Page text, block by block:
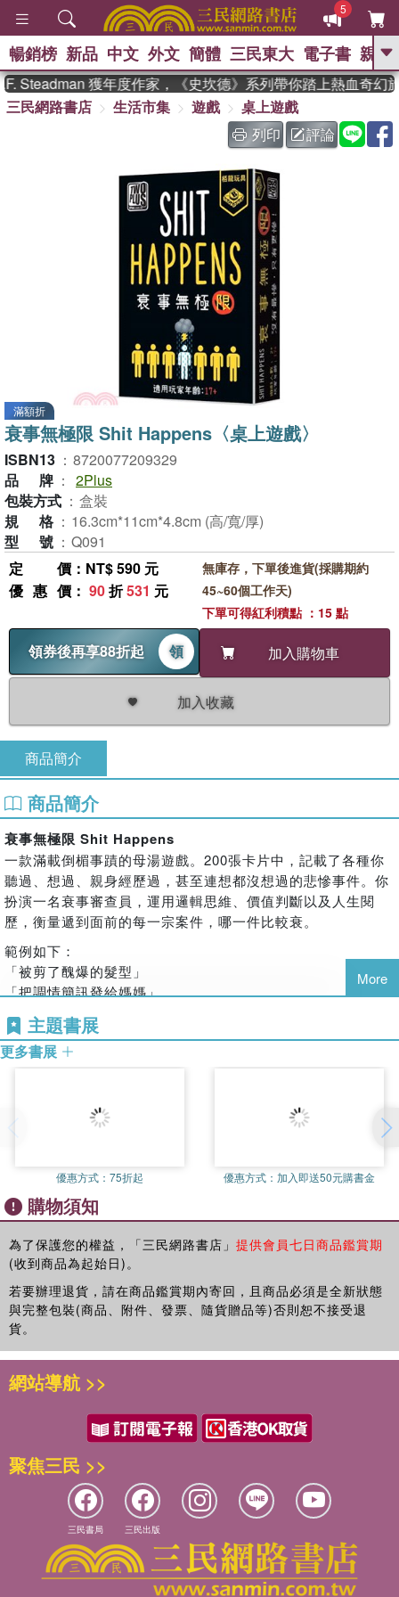
5
GO
熱搜： 東野圭吾 、 The Odyssey
、 如果歷史是一群喵 、 暑期
國際布克獎 臺灣漫遊錄 、 方
台灣的李登輝時代
孩：黎曼猜想 、 偉大的迷走神經
暢銷榜 新品 中文 外文 簡體 三民東大 電子書 親子
Steadman 獲年度作家，《史坎德》系列帶你踏上熱血奇幻旅
三民網路書店
生活市集 遊戲
桌上遊戲
列印
評論
滿額折
衰事無極限 Shit Happens〈桌上遊戲〉
ISBN13 ： 8720077209329
品牌 ： 2Plus
包裝方式 ： 盒裝
規格 ： 16.3cm*11cm*4.8cm (高/寬/厚)
型號 ： Q091
定價 ：NT$ 590 元
優惠價 ： 90折531 元
領券後再享88折起 領 加入購物車
加入收藏
無庫存，下單後進貨(採購期約
45~60個工作天)
下單可得紅利積點 ：15 點
商品簡介
商品簡介
衰事無極限 Shit Happens
一款滿載倒楣事蹟的母湯遊戲。200張卡片中，記載了各種你
聽過、想過、親身經歷過，甚至連想都沒想過的悲慘事件。你
扮演一名衰事審查員，運用邏輯思維、價值判斷以及人生閱
歷，衡量遞到面前的每一宗案件，哪一件比較衰。
範例如下：
「被剪了醜爆的髮型」
「把調情簡訊發給媽媽」
「和爸媽一起看他們演的A片」
奇怪的思緒開始奔騰了嗎？是的，它就是這麼一款糟糕的遊
戲。
遊戲人數：2人以上
遊戲時間：20分鐘
配件內容：
衰事牌 x 200
●請勿放置於潮濕處或高溫日照下
●請勿放置於幼兒易取處
●請勿接近火源以及腐蝕性溶劑
●內有細小配件，請勿放入口中，以免誤食
●九歲以下兒童請在成人監護下使用
●三歲以下兒童不宜
商品除瑕疵品外，恕不接受退換貨
More
主題書展
更多書展
優惠方式： 75折起 優惠方式： 加入即送50元購書金
購物須知
為了保護您的權益，「三民網路書店」 提供會員七日商品鑑賞期
(收到商品為起始日)。
若要辦理退貨，請在商品鑑賞期內寄回，且商品必須是全新狀態
與完整包裝(商品、附件、發票、隨貨贈品等)否則恕不接受退
貨。
網站導航 >>
聚焦三民 >>
三民書局 三民出版